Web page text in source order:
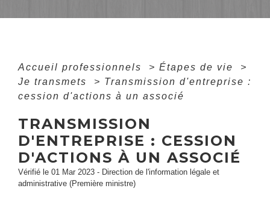
Accueil professionnels > Étapes de vie
>
Je transmets
> Transmission d'entreprise :
cession d'actions à un associé
TRANSMISSION
D'ENTREPRISE : CESSION
D'ACTIONS À UN ASSOCIÉ
Vérifié le 01 Mar 2023 - Direction de l'information légale et
administrative (Première ministre)